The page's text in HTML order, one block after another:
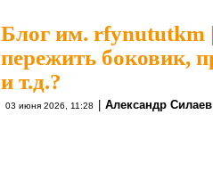
Блог им. rfynututkm
пережить боковик,
и т.д.?
03 июня 2026, 11:28 Александр Силаев